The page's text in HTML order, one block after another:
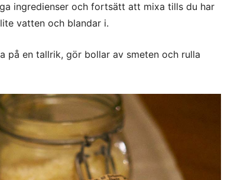
ingredienser och fortsätt att mixa tills du har
vatten och blandar i.
på en tallrik, gör bollar av smeten och rulla